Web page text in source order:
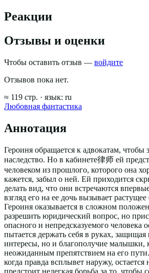
Реакции
Отзывы и оценки
Чтобы оставить отзыв — войдите
Отзывов пока нет.
≈ 119 стр. · язык: ru
Любовная фантастика
Аннотация
Героиня обращается к адвокатам, чтобы
наследство. Но в кабинете律师 ей
человеком из прошлого, которого она
кажется, забыл о ней. Ей приходится
делать вид, что они встречаются
взгляд его на ее дочь вызывает растущее
Героиня оказывается в сложном
разрешить юридический вопрос, но
опасного и непредсказуемого человека
пытается держать себя в руках, защищая
интересы, но и благополучие малышки,
неожиданным препятствием на его
когда правда всплывет наружу,
предстоит нелегкая борьба за то, чтобы